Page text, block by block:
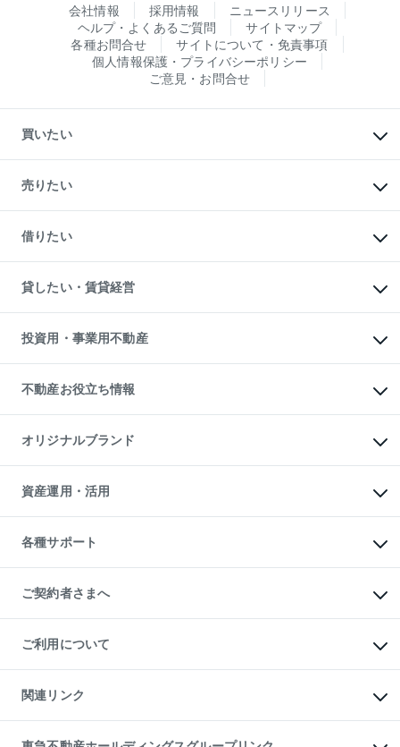
会社情報 採用情報
ニュースリリース
ヘルプ・よくあるご質問
サイトマップ
各種お問合せ
サイトについて・免責事項
個人情報保護・プライバシーポリシー
ご意見・お問合せ
買いたい
新築・分譲マンションの購入
中古マンションの購入
一戸建ての購入
中古一戸建ての購入
不動産購入の流れ
注目キーワード物件特集
購入ガイド
English 繁体中文簡体中文
売りたい
一戸建ての売却・査定
土地の売却・査定
スピードAI査定
不動産査定について
不動産売却の流れ
不動産買換えの流れ
売却ガイド
借りたい
オフィス・店舗の賃貸
借りるときの流れ
借りるガイド
貸したい・賃貸経営
マンション賃料データ
賃貸管理プラン
リロケーションについて
貸すガイド
投資用・事業用不動産
事業用不動産
マンション投資
投資用マンション
アパート経営
収益物件
ビル購入（ビル一棟）
投資用不動産の売却査定
事業用不動産の売却査定
不動産お役立ち情報
マンションライブラリー
人気マンションランキング
暮らしに役立つ不動産メディア
不動産相場・不動産価格情報
不動産コラム・ニュース
不動産用語集
不動産なんでもネット相談室
住まいの税金
オリジナルブランド
一棟リノベーションマンション
L`GENTE（ルジェンテ）
区分リノベーションマンション
投資用一棟レジデンスWELL
不動産小口投資
LEGACIA（レガシア）
資産運用・活用
不動産M&A
アセットマネジメント・出資
各種サポート
相続サポート
リフォームサポート
ご契約者さまへ
ご紹介・再契約特典
入居者様専用-各種ご案内（賃貸）
東急こすもす会「こすもすWeb」
ご利用について
金融商品取引について
東急リバブル ソーシャルメディアポリシー
ご意見・お問い合わせ（金融商品取引専用の相談・お問い合わせ窓口）
関連リンク
これからご結婚される方に東急百貨店のブライダルクラブ